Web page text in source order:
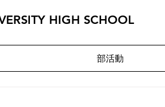
HIGH SCHOOL
部活動